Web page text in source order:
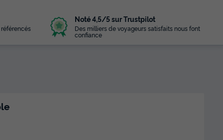
Noté 4,5/5 sur Trustpilot
Des milliers de voyageurs satisfaits nous font
confiance